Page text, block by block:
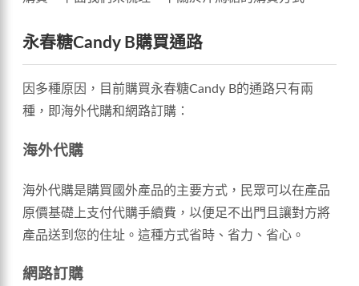
永春糖Candy B購買通路
因多種原因，目前購買永春糖Candy B的通路只有兩
種，即海外代購和網路訂購：
海外代購
海外代購是購買國外產品的主要方式，民眾可以在產品
原價基礎上支付代購手續費，以便足不出門且讓對方將
產品送到您的住址。這種方式省時、省力、省心。
網路訂購